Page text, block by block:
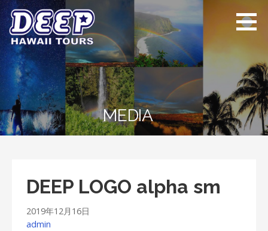
Skip
to
content
ディープ ハワイ
ツアーズ
ハワイ島のプライベー
トツアー
MEDIA
DEEP LOGO alpha sm
2019年12月16日
admin